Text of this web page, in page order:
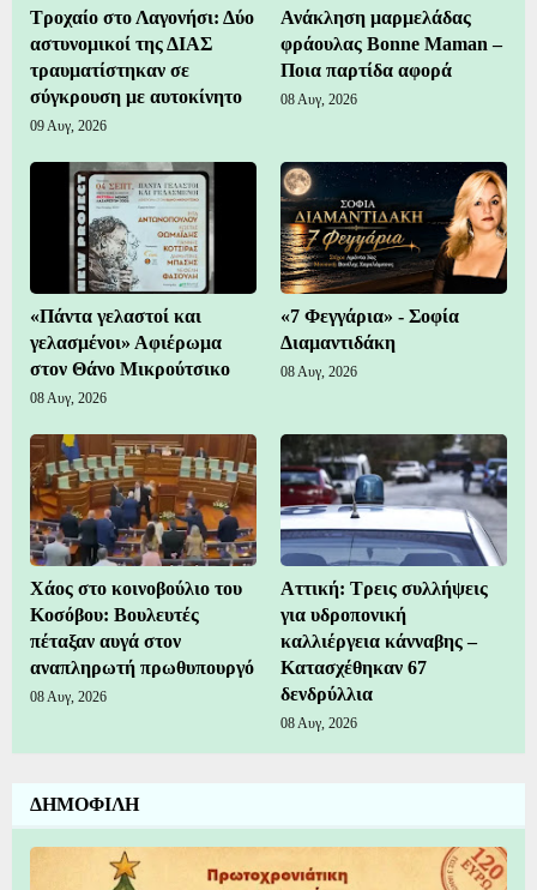
Τροχαίο στο Λαγονήσι: Δύο
αστυνομικοί της ΔΙΑΣ
τραυματίστηκαν σε
σύγκρουση με αυτοκίνητο
09 Αυγ, 2026
Ανάκληση μαρμελάδας
φράουλας Bonne Maman –
Ποια παρτίδα αφορά
08 Αυγ, 2026
«Πάντα γελαστοί και
γελασμένοι» Αφιέρωμα
στον Θάνο Μικρούτσικο
08 Αυγ, 2026
«7 Φεγγάρια» - Σοφία
Διαμαντιδάκη
08 Αυγ, 2026
Χάος στο κοινοβούλιο του
Κοσόβου: Βουλευτές
πέταξαν αυγά στον
αναπληρωτή πρωθυπουργό
08 Αυγ, 2026
Αττική: Τρεις συλλήψεις
για υδροπονική
καλλιέργεια κάνναβης –
Κατασχέθηκαν 67
δενδρύλλια
08 Αυγ, 2026
ΔΗΜΟΦΙΛΗ